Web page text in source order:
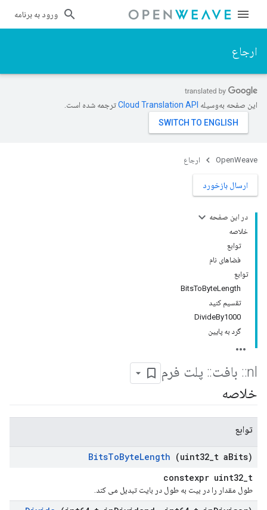
ورود به برنامه
ارجاع
این صفحه به‌وسیله ترجمه شده است.
OpenWeave ارجاع
ارسال بازخورد
در این صفحه
خلاصه
توابع
فضاهای نام
توابع
BitsToByteLength
تقسیم کنید
DivideBy1000
گرد به پایین
nl
:: بافت:: پلت فرم
خلاصه
توابع
BitsToByteLength (uint32 t aBits)
constexpr uint32_t
طول مقدار را در بیت به طول در بایت تبدیل می کند.